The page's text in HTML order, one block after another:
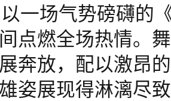
一场气势磅礴的
点燃全场热情。
奔放，配以激昂
姿展现得淋漓尽